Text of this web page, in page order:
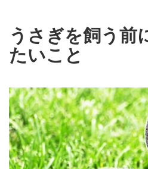
うさぎを飼う前
たいこと